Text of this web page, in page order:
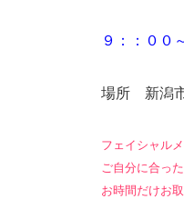
９：：０
場所 新潟
フェイシャルメ
ご自分に合っ
お時間だけお取